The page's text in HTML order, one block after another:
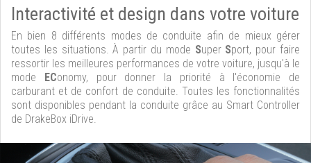
Interactivité et design dans votre voiture
En bien 8 différents modes de conduite afin de mieux gérer
toutes les situations. À partir du mode Super Sport, pour faire
ressortir les meilleures performances de votre voiture, jusqu'à le
mode EConomy, pour donner la priorité à l'économie de
carburant et de confort de conduite. Toutes les fonctionnalités
sont disponibles pendant la conduite grâce au Smart Controller
de DrakeBox iDrive.